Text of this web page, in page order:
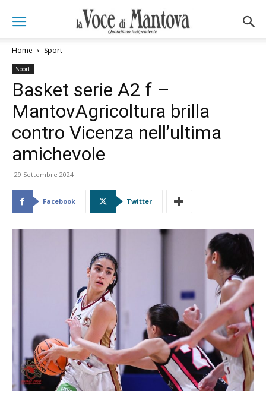
Home Sport
Sport
Basket serie A2 f –
MantovAgricoltura brilla
contro Vicenza nell’ultima
amichevole
29 Settembre 2024
Facebook Twitter